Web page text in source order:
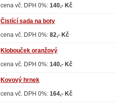
cena vč. DPH 0%: 140,- Kč
Čistící sada na boty
cena vč. DPH 0%: 82,- Kč
Klobouček oranžový
cena vč. DPH 0%: 140,- Kč
Kovový hrnek
cena vč. DPH 0%: 164,- Kč